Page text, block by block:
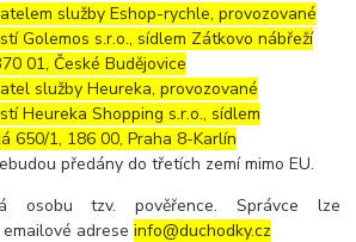
služby Eshop-rychle, provozované
Golemos s.r.o., sídlem Zátkovo nábřeží
01, České Budějovice
služby Heureka, provozované
Heureka Shopping s.r.o., sídlem
650/1, 186 00, Praha 8-Karlín
předány do třetích zemí mimo EU.
osobu tzv. pověřence. Správce lze
adreseinfo@duchodky.cz